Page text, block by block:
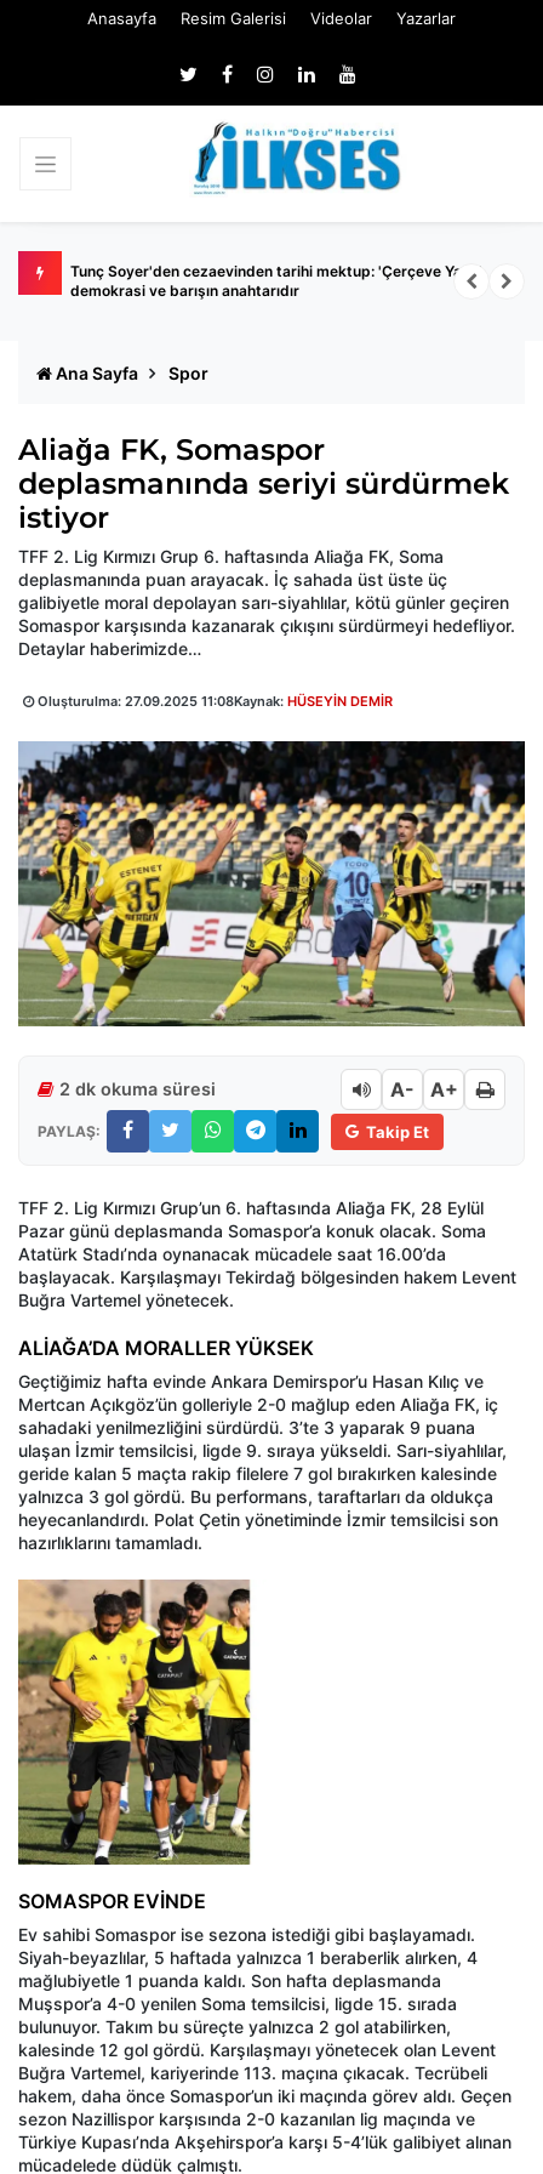
Anasayfa Resim Galerisi Videolar Yazarlar
Tunç Soyer'den cezaevinden tarihi mektup: 'Çerçeve Yasa'
demokrasi ve barışın anahtarıdır
Ana Sayfa Spor
Aliağa FK, Somaspor
deplasmanında seriyi sürdürmek
istiyor
TFF 2. Lig Kırmızı Grup 6. haftasında Aliağa FK, Soma
deplasmanında puan arayacak. İç sahada üst üste üç
galibiyetle moral depolayan sarı-siyahlılar, kötü günler geçiren
Somaspor karşısında kazanarak çıkışını sürdürmeyi hedefliyor.
Detaylar haberimizde…
Oluşturulma: 27.09.2025 11:08Kaynak: HÜSEYİN DEMİR
2 dk okuma süresi A- A+
PAYLAŞ: Takip Et
TFF 2. Lig Kırmızı Grup’un 6. haftasında Aliağa FK, 28 Eylül
Pazar günü deplasmanda Somaspor’a konuk olacak. Soma
Atatürk Stadı’nda oynanacak mücadele saat 16.00’da
başlayacak. Karşılaşmayı Tekirdağ bölgesinden hakem Levent
Buğra Vartemel yönetecek.
ALİAĞA’DA MORALLER YÜKSEK
Geçtiğimiz hafta evinde Ankara Demirspor’u Hasan Kılıç ve
Mertcan Açıkgöz’ün golleriyle 2-0 mağlup eden Aliağa FK, iç
sahadaki yenilmezliğini sürdürdü. 3’te 3 yaparak 9 puana
ulaşan İzmir temsilcisi, ligde 9. sıraya yükseldi. Sarı-siyahlılar,
geride kalan 5 maçta rakip filelere 7 gol bırakırken kalesinde
yalnızca 3 gol gördü. Bu performans, taraftarları da oldukça
heyecanlandırdı. Polat Çetin yönetiminde İzmir temsilcisi son
hazırlıklarını tamamladı.
SOMASPOR EVİNDE
Ev sahibi Somaspor ise sezona istediği gibi başlayamadı.
Siyah-beyazlılar, 5 haftada yalnızca 1 beraberlik alırken, 4
mağlubiyetle 1 puanda kaldı. Son hafta deplasmanda
Muşspor’a 4-0 yenilen Soma temsilcisi, ligde 15. sırada
bulunuyor. Takım bu süreçte yalnızca 2 gol atabilirken,
kalesinde 12 gol gördü. Karşılaşmayı yönetecek olan Levent
Buğra Vartemel, kariyerinde 113. maçına çıkacak. Tecrübeli
hakem, daha önce Somaspor’un iki maçında görev aldı. Geçen
sezon Nazillispor karşısında 2-0 kazanılan lig maçında ve
Türkiye Kupası’nda Akşehirspor’a karşı 5-4’lük galibiyet alınan
mücadelede düdük çalmıştı.